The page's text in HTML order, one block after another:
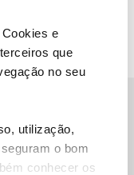
e
que
no seu
utilização,
o bom
conhecer os